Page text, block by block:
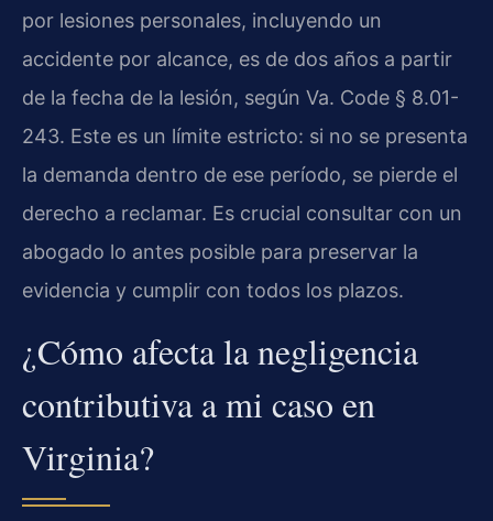
por lesiones personales, incluyendo un
accidente por alcance, es de dos años a partir
de la fecha de la lesión, según Va. Code § 8.01-
243. Este es un límite estricto: si no se presenta
la demanda dentro de ese período, se pierde el
derecho a reclamar. Es crucial consultar con un
abogado lo antes posible para preservar la
evidencia y cumplir con todos los plazos.
¿Cómo afecta la negligencia
contributiva a mi caso en
Virginia?